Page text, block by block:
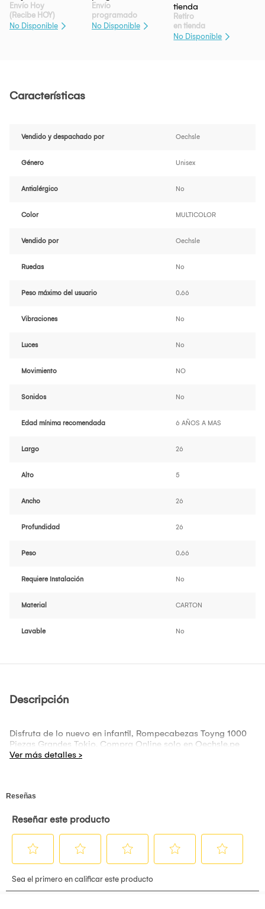
Envío Hoy
(Recibe HOY)
No Disponible
Envío
programado
No Disponible
Retiro
en tienda
No Disponible
Características
Vendido y despachado por Oechsle
Género Unisex
Antialérgico No
Color MULTICOLOR
Vendido por Oechsle
Ruedas No
Peso máximo del usuario 0.66
Vibraciones No
Luces No
Movimiento NO
Sonidos No
Edad mínima recomendada 6 AÑOS A MAS
Largo 26
Alto 5
Ancho 26
Profundidad 26
Peso 0.66
Requiere Instalación No
Material CARTON
Lavable No
Descripción
Disfruta de lo nuevo en infantil, Rompecabezas Toyng 1000
Piezas Grandes Tokio. Compra Online solo en Oechsle.pe